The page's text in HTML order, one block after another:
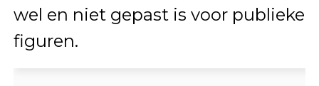
wel en niet gepast is voor publieke
figuren.